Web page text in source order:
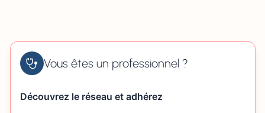
Vous êtes un professionnel ?
Découvrez le réseau et adhérez